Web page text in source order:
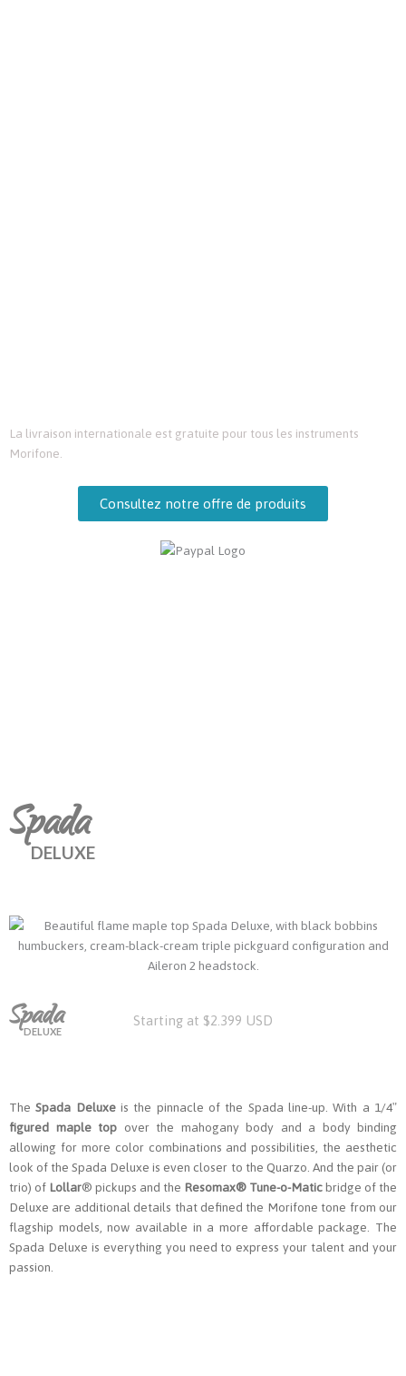
La livraison internationale est gratuite pour tous les instruments
Morifone.
Consultez notre offre de produits
Spada
DELUXE
Starting at $2.399 USD
Spada
DELUXE
TheSpada Deluxeis the pinnacle of the Spada line-up. With a 1/4″
figured maple top over the mahogany body and a body binding
allowing for more color combinations and possibilities, the aesthetic
look of the Spada Deluxe is even closer to the Quarzo. And the pair (or
trio) of Lollar® pickups and the Resomax® Tune-o-Maticbridge of the
Deluxe are additional details that defined the Morifone tone from our
flagship models, now available in a more affordable package. The
Spada Deluxe is everything you need to express your talent and your
passion.